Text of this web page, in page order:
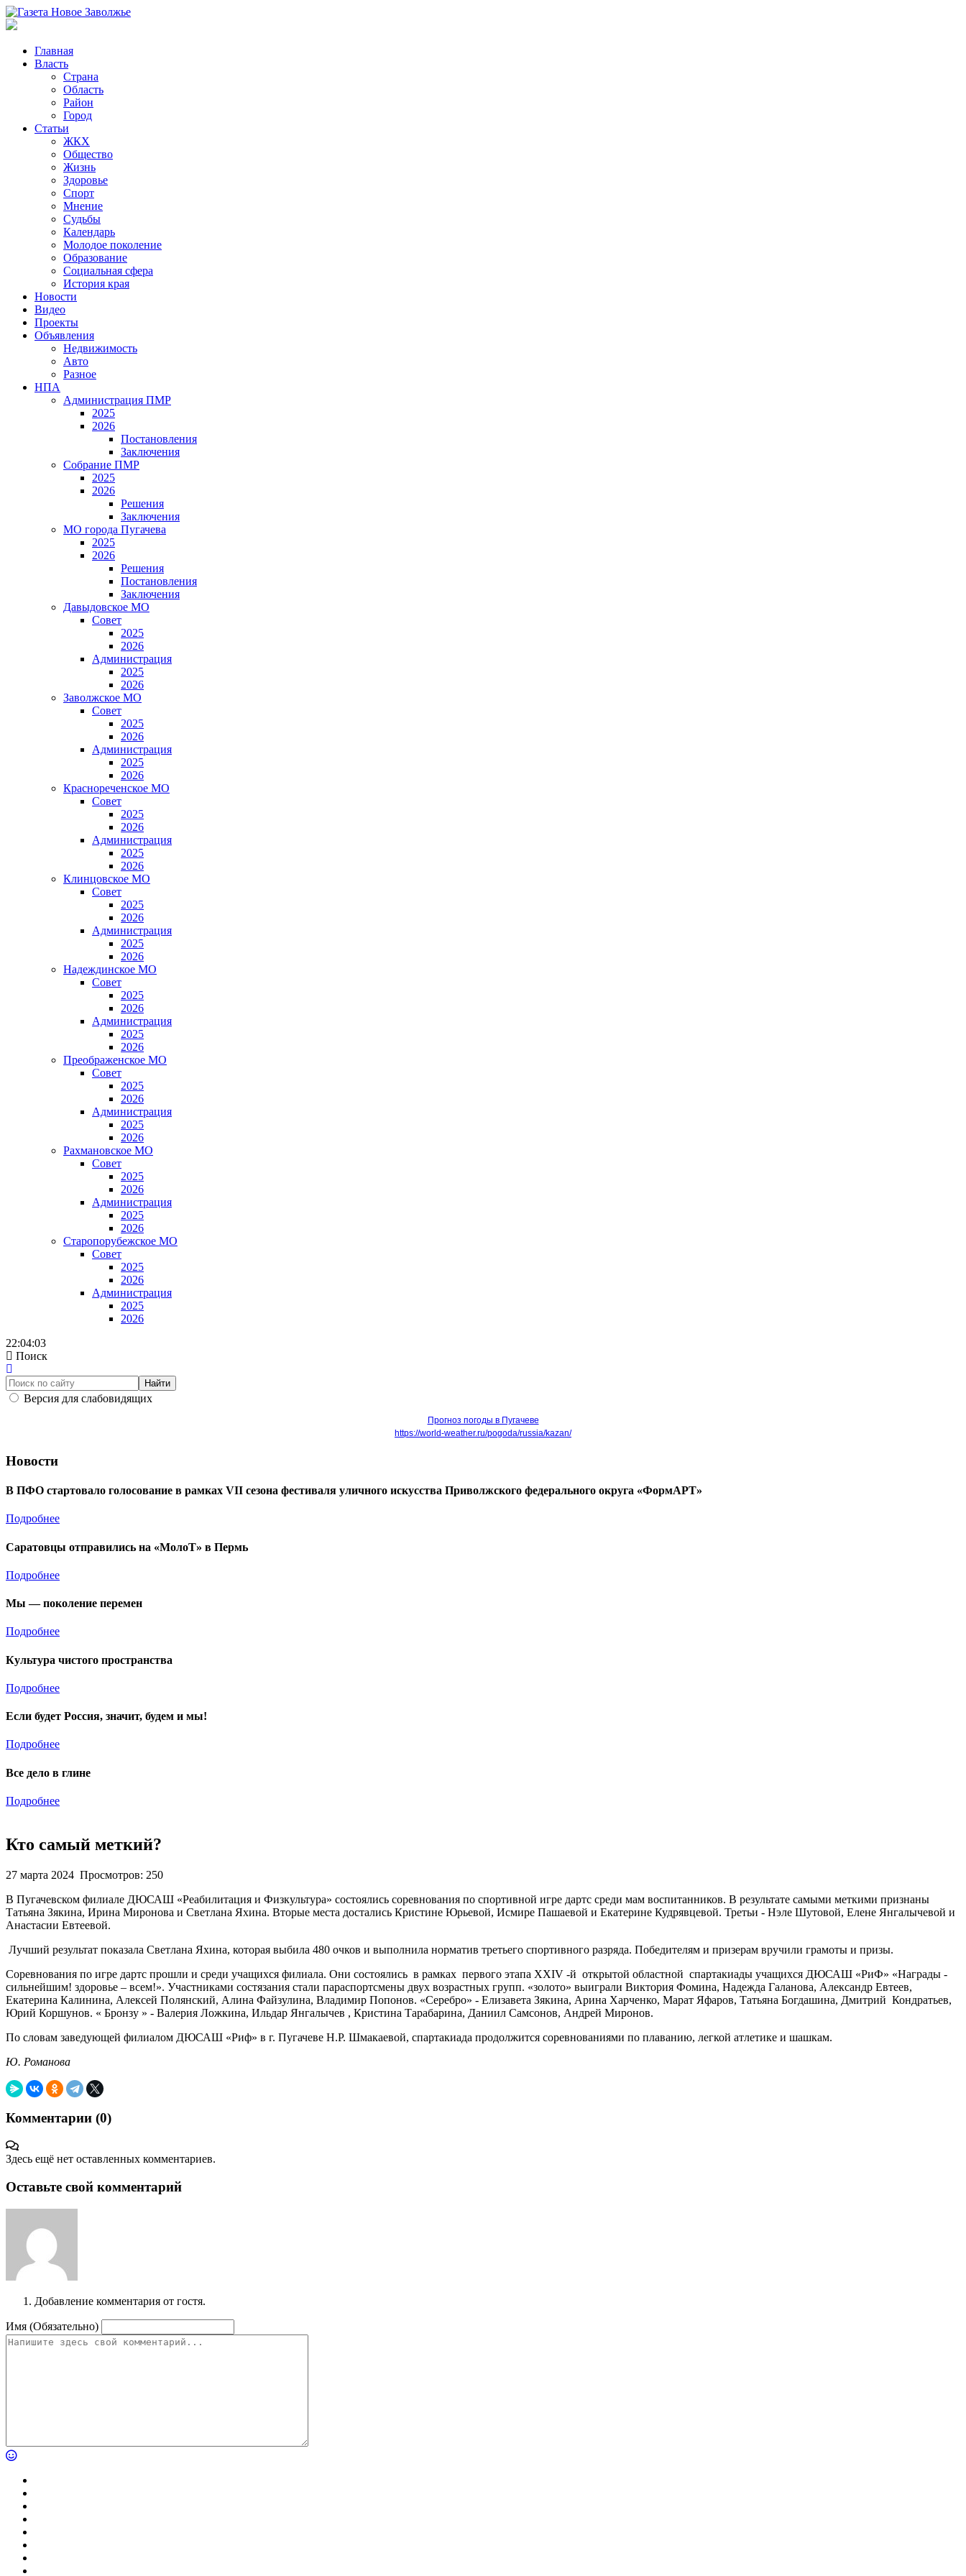
Главная
Власть
Страна
Область
Район
Город
Статьи
ЖКХ
Общество
Жизнь
Здоровье
Спорт
Мнение
Судьбы
Календарь
Молодое поколение
Образование
Социальная сфера
История края
Новости
Видео
Проекты
Объявления
Недвижимость
Авто
Разное
НПА
Администрация ПМР
2025
2026
Постановления
Заключения
Собрание ПМР
2025
2026
Решения
Заключения
МО города Пугачева
2025
2026
Решения
Постановления
Заключения
Давыдовское МО
Совет
2025
2026
Администрация
2025
2026
Заволжское МО
Совет
2025
2026
Администрация
2025
2026
Краснореченское МО
Совет
2025
2026
Администрация
2025
2026
Клинцовское МО
Совет
2025
2026
Администрация
2025
2026
Надеждинское МО
Совет
2025
2026
Администрация
2025
2026
Преображенское МО
Совет
2025
2026
Администрация
2025
2026
Рахмановское МО
Совет
2025
2026
Администрация
2025
2026
Старопорубежское МО
Совет
2025
2026
Администрация
2025
2026
22:04:03
Поиск
Найти
Версия для слабовидящих
Прогноз погоды в Пугачеве
https://world-weather.ru/pogoda/russia/kazan/
Новости
В ПФО стартовало голосование в рамках VII сезона фестиваля уличного искусства Приволжского федерального округа «ФормАРТ»
Подробнее
Саратовцы отправились на «МолоТ» в Пермь
Подробнее
Мы — поколение перемен
Подробнее
Культура чистого пространства
Подробнее
Если будет Россия, значит, будем и мы!
Подробнее
Все дело в глине
Подробнее
Кто самый меткий?
27 марта 2024 Просмотров: 250
В Пугачевском филиале ДЮСАШ «Реабилитация и Физкультура» состоялись соревнования по спортивной игре дартс среди мам воспитанников. В результате самыми меткими признаны
Татьяна Зякина, Ирина Миронова и Светлана Яхина. Вторые места достались Кристине Юрьевой, Исмире Пашаевой и Екатерине Кудрявцевой. Третьи - Нэле Шутовой, Елене Янгалычевой и
Анастасии Евтеевой.
Лучший результат показала Светлана Яхина, которая выбила 480 очков и выполнила норматив третьего спортивного разряда. Победителям и призерам вручили грамоты и призы.
Соревнования по игре дартс прошли и среди учащихся филиала. Они состоялись в рамках первого этапа XXIV -й открытой областной спартакиады учащихся ДЮСАШ «РиФ» «Награды -
сильнейшим! здоровье – всем!». Участниками состязания стали параспортсмены двух возрастных групп. «золото» выиграли Виктория Фомина, Надежда Галанова, Александр Евтеев,
Екатерина Калинина, Алексей Полянский, Алина Файзулина, Владимир Попонов. «Серебро» - Елизавета Зякина, Арина Харченко, Марат Яфаров, Татьяна Богдашина, Дмитрий Кондратьев,
Юрий Коршунов. « Бронзу » - Валерия Ложкина, Ильдар Янгалычев , Кристина Тарабарина, Даниил Самсонов, Андрей Миронов.
По словам заведующей филиалом ДЮСАШ «Риф» в г. Пугачеве Н.Р. Шмакаевой, спартакиада продолжится соревнованиями по плаванию, легкой атлетике и шашкам.
Ю. Романова
Комментарии (0)
Здесь ещё нет оставленных комментариев.
Оставьте свой комментарий
Добавление комментария от гостя.
Имя (Обязательно)